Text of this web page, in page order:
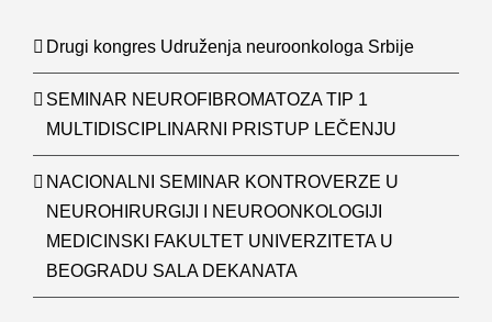
Drugi kongres Udruženja neuroonkologa Srbije
SEMINAR NEUROFIBROMATOZA TIP 1
MULTIDISCIPLINARNI PRISTUP LEČENJU
NACIONALNI SEMINAR KONTROVERZE U
NEUROHIRURGIJI I NEUROONKOLOGIJI
MEDICINSKI FAKULTET UNIVERZITETA U
BEOGRADU SALA DEKANATA